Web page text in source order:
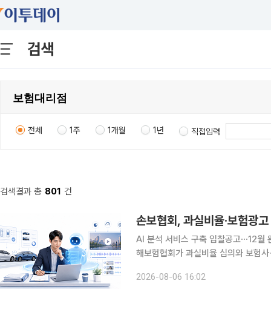
검색
전체 1주 1개월 1년 직접입력
검색결과 총 801 건
손보협회, 과실비율·보험광
AI 분석 서비스 구축 입찰공고⋯12월
해보험협회가 과실비율 심의와 보험
2026-08-06 16:02